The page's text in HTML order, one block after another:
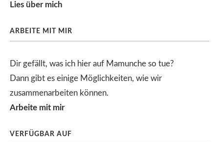
Lies über mich
ARBEITE MIT MIR
Dir gefällt, was ich hier auf Mamunche so tue?
Dann gibt es einige Möglichkeiten, wie wir
zusammenarbeiten können.
Arbeite mit mir
VERFÜGBAR AUF